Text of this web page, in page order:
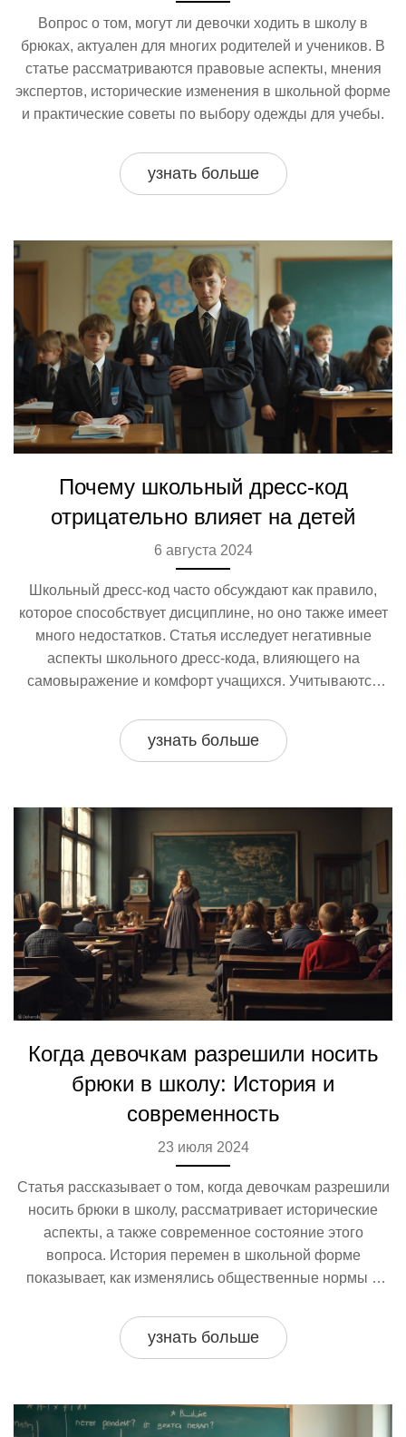
Вопрос о том, могут ли девочки ходить в школу в
брюках, актуален для многих родителей и учеников. В
статье рассматриваются правовые аспекты, мнения
экспертов, исторические изменения в школьной форме
и практические советы по выбору одежды для учебы.
узнать больше
Почему школьный дресс-код
отрицательно влияет на детей
6 августа 2024
Школьный дресс-код часто обсуждают как правило,
которое способствует дисциплине, но оно также имеет
много недостатков. Статья исследует негативные
аспекты школьного дресс-кода, влияющего на
самовыражение и комфорт учащихся. Учитываются
возможные альтернативы.
узнать больше
Когда девочкам разрешили носить
брюки в школу: История и
современность
23 июля 2024
Статья рассказывает о том, когда девочкам разрешили
носить брюки в школу, рассматривает исторические
аспекты, а также современное состояние этого
вопроса. История перемен в школьной форме
показывает, как изменялись общественные нормы и
факты и советы для родителей и педагогов.
узнать больше